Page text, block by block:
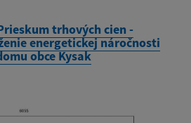
trhových cien -
energetickej náročnosti
obce Kysak